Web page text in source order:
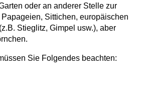
oder an anderer Stelle zur
Sittichen, europäischen
Stieglitz, Gimpel usw.), aber
Sie Folgendes beachten: